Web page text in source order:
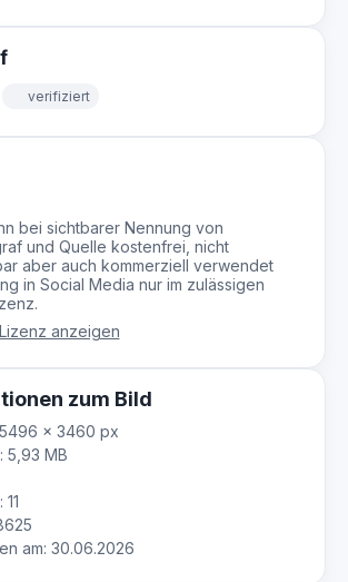
verifiziert
bei sichtbarer Nennung von
und Quelle kostenfrei, nicht
aber auch kommerziell verwendet
in Social Media nur im zulässigen
anzeigen
zum Bild
× 3460 px
5,93 MB
am: 30.06.2026